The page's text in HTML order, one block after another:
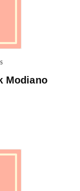
Modiano